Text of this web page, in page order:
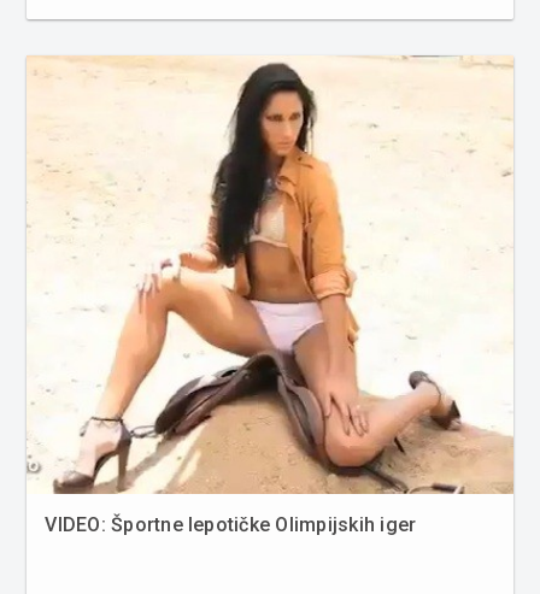
končnim prijem...
VIDEO: Športne lepotičke Olimpijskih iger